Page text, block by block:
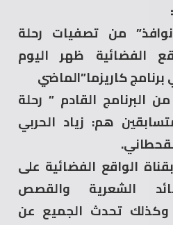
من تصفيات رحلة
الفضائية ظهر اليوم
كاريزما”الماضي
البرنامج القادم ” رحلة
هم: زياد الحربي
الواقع الفضائية على
الشعرية والقصص
وكذلك تحدث الجميع عن